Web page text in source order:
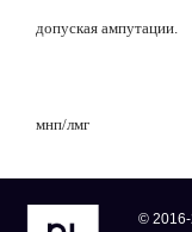
допуская ампутации.
мнп/лмг
©